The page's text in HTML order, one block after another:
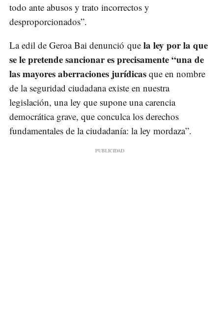
todo ante abusos y trato incorrectos y
desproporcionados”.
La edil de Geroa Bai denunció que la ley por la que
se le pretende sancionar es precisamente “una de
las mayores aberraciones jurídicas que en nombre
de la seguridad ciudadana existe en nuestra
legislación, una ley que supone una carencia
democrática grave, que conculca los derechos
fundamentales de la ciudadanía: la ley mordaza”.